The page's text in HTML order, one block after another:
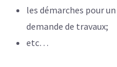
les démarches pour
demande de travaux;
etc…